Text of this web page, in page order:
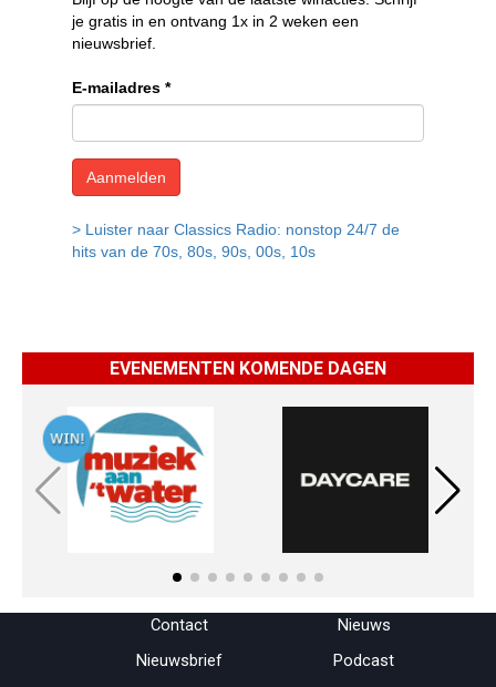
EVENEMENTEN KOMENDE DAGEN
Menu overslaan
Contact
Nieuws
Nieuwsbrief
Podcast